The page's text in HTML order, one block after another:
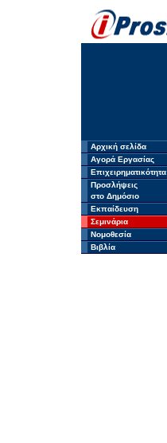
Αρχική σελίδα
Αγορά Εργασίας
Επιχειρηματικότητα
Προσλήψεις
στο Δημόσιο
Εκπαίδευση
Σεμινάρια
Νομοθεσία
Βιβλία